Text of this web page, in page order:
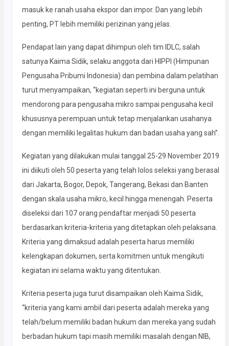
masuk ke ranah usaha ekspor dan impor. Dan yang lebih
penting, PT lebih memiliki perizinan yang jelas.
Pendapat lain yang dapat dihimpun oleh tim IDLC, salah
satunya Kaima Sidik, selaku anggota dari HIPPI (Himpunan
Pengusaha Pribumi Indonesia) dan pembina dalam pelatihan
turut menyampaikan, “kegiatan seperti ini berguna untuk
mendorong para pengusaha mikro sampai pengusaha kecil
khususnya perempuan untuk tetap menjalankan usahanya
dengan memiliki legalitas hukum dan badan usaha yang sah”.
Kegiatan yang dilakukan mulai tanggal 25-29 November 2019
ini diikuti oleh 50 peserta yang telah lolos seleksi yang berasal
dari Jakarta, Bogor, Depok, Tangerang, Bekasi dan Banten
dengan skala usaha mikro, kecil hingga menengah. Peserta
diseleksi dari 107 orang pendaftar menjadi 50 peserta
berdasarkan kriteria-kriteria yang ditetapkan oleh pelaksana.
Kriteria yang dimaksud adalah peserta harus memiliki
kelengkapan dokumen, serta komitmen untuk mengikuti
kegiatan ini selama waktu yang ditentukan.
Kriteria peserta juga turut disampaikan oleh Kaima Sidik,
“kriteria yang kami ambil dari peserta adalah mereka yang
telah/belum memiliki badan hukum dan mereka yang sudah
berbadan hukum tapi masih memiliki masalah dengan NIB,